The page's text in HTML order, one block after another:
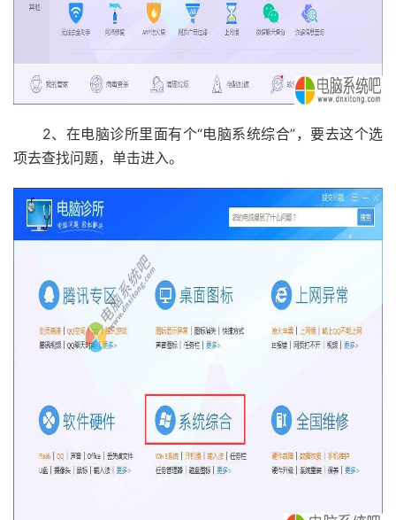
2、在电脑诊所里面有个“电脑系统综合”，要去这个选
项去查找问题，单击进入。